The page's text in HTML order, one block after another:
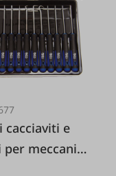
cacciaviti e
per meccanici